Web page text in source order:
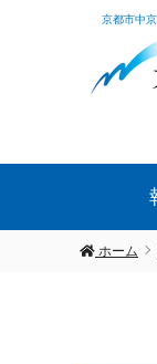
京都市中
ホーム